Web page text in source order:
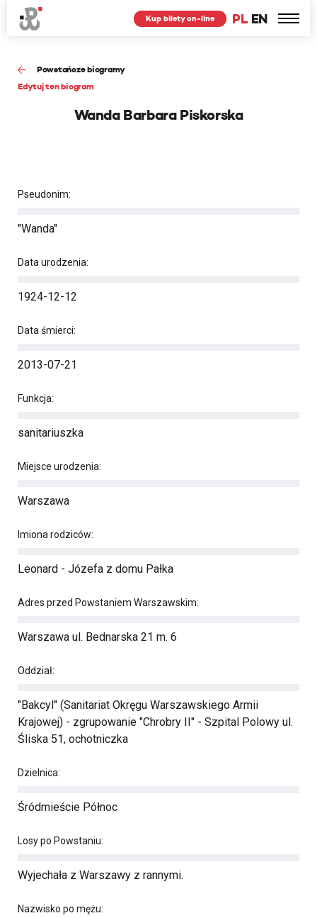
PL EN
Kup bilety on-line
Powstańcze biogramy
Edytuj ten biogram
Wanda Barbara Piskorska
Pseudonim:
"Wanda"
Data urodzenia:
1924-12-12
Data śmierci:
2013-07-21
Funkcja:
sanitariuszka
Miejsce urodzenia:
Warszawa
Imiona rodziców:
Leonard - Józefa z domu Pałka
Adres przed Powstaniem Warszawskim:
Warszawa ul. Bednarska 21 m. 6
Oddział:
"Bakcyl" (Sanitariat Okręgu Warszawskiego Armii
Krajowej) - zgrupowanie "Chrobry II" - Szpital Polowy ul.
Śliska 51, ochotniczka
Dzielnica:
Śródmieście Północ
Losy po Powstaniu:
Wyjechała z Warszawy z rannymi.
Nazwisko po mężu: